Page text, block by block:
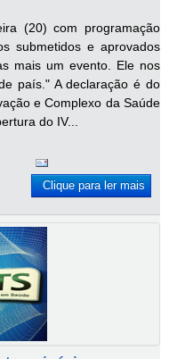
(20) com programação
submetidos e aprovados
mais um evento. Ele nos
país." A declaração é do
e Complexo da Saúde
do IV...
Clique para ler mais